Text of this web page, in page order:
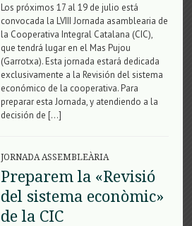
Los próximos 17 al 19 de julio está
convocada la LVIII Jornada asamblearia de
la Cooperativa Integral Catalana (CIC),
que tendrá lugar en el Mas Pujou
(Garrotxa). Esta jornada estará dedicada
exclusivamente a la Revisión del sistema
económico de la cooperativa. Para
preparar esta Jornada, y atendiendo a la
decisión de […]
JORNADA ASSEMBLEÀRIA
Preparem la «Revisió
del sistema econòmic»
de la CIC